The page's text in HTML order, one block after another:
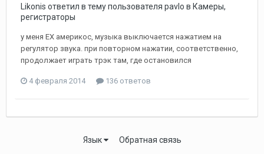
Likonis ответил в тему пользователя pavlo в Камеры,
регистраторы
у меня EX америкос, музыка выключается нажатием на
регулятор звука. при повторном нажатии, соответственно,
продолжает играть трэк там, где остановился
4 февраля 2014 136 ответов
Язык Обратная связь